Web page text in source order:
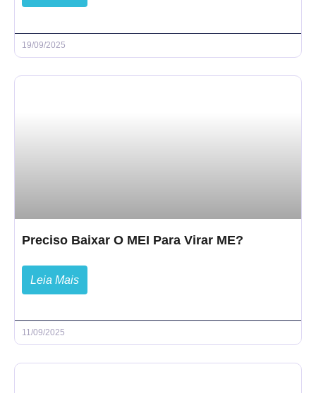
19/09/2025
Preciso Baixar O MEI Para Virar ME?
Leia Mais
11/09/2025